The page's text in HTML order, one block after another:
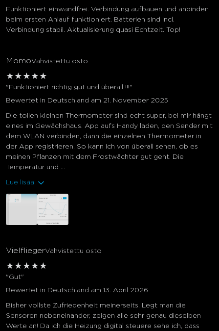
Funktioniert einwandfrei. Verbindung aufbauen und anbinden
beim ersten Anlauf funktioniert. Batterien sind incl.
Verbindung stabil. Aktualisierung quasi Echtzeit. Top!
MomoVahvistettu osto
★ ★ ★ ★ ★
"Funktioniert richtig gut und überall !!!"
Bewertet in Deutschland am 21. November 2025
Die tollen kleinen Thermometer sind echt super, bei mir hängt
eines im Gewächshaus. App aufs Handy laden, den Sender mit
dem WLAN verbinden, dann die einzelnen Thermometer in
der App registrieren. So kann ich von überall sehen, ob es
meinen Pflanzen mit dem Frostwächter gut geht. Die
Temperatur und ...
Lue lisää
VielfliegerVahvistettu osto
★ ★ ★ ★ ★
"Gut"
Bewertet in Deutschland am 13. April 2026
Bisher vollste Zufriedenheit meinerseits. Legt man die
Sensoren nebeneinander, zeigen alle sehr genau dieselben
Werte an! Da ich die Heizung digital steuere sehe ich, dass